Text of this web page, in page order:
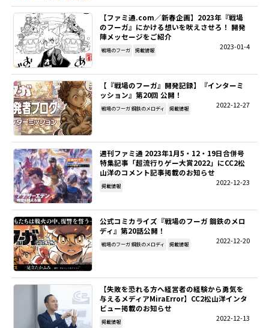
【ファミ通.com／新春企画】2023年『戦場
のフーガ』にかける想いを吠えさせろ！ 開発
陣メッセージをご紹介
2023-01-4
戦場のフーガ 掲載情報
【『戦場のフーガ』開発記録】『インターミ
ッション』第20回 公開！
2022-12-27
戦場のフーガ 鋼鉄のメロディ 掲載情報
週刊ファミ通 2023年1月5・12・19日合併号
特集記事「超流行りゲー大賞2022」にCC2松
山洋のコメント記事掲載のお知らせ
2022-12-23
掲載情報
公式コミカライズ『戦場のフーガ 鋼鉄のメロ
ディ』第20話公開！
2022-12-20
戦場のフーガ 鋼鉄のメロディ 掲載情報
【失敗を恐れる方へ経営者の経験から勇気を
与えるメディアMiraError】CC2松山洋インタ
ビュー掲載のお知らせ
2022-12-13
掲載情報